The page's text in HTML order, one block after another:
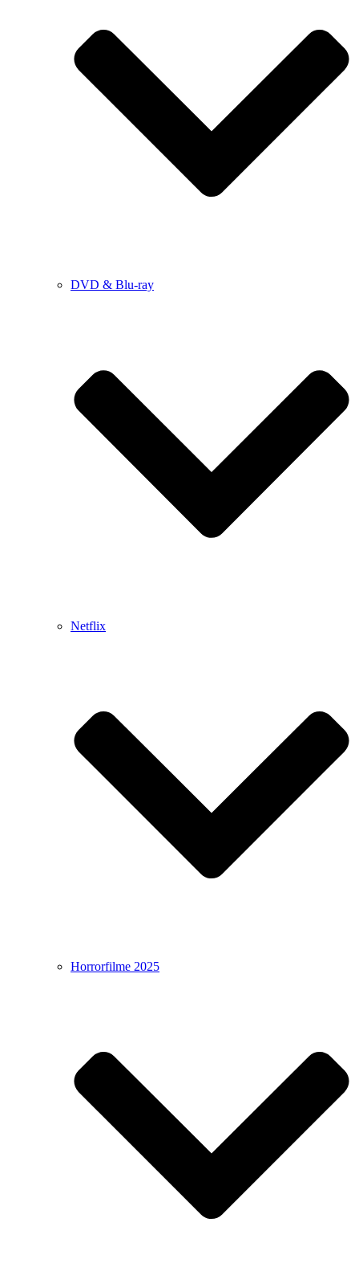
DVD & Blu-ray
Netflix
Horrorfilme 2025